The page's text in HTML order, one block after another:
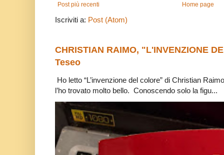
Post più recenti Home page
Iscriviti a: Post (Atom)
CHRISTIAN RAIMO, "L'INVENZIONE
Teseo
Ho letto “L’invenzione del colore” di Christian
l’ho trovato molto bello. Conoscendo solo la figu...